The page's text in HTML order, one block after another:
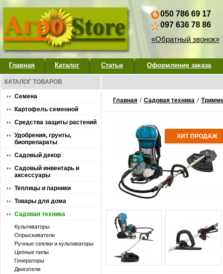
050 786 69 17
097 636 78 86
«Обратный звонок»
Главная Каталог Статьи Оформление заказа
КАТАЛОГ ТОВАРОВ
Семена
Картофель семенной
Средства защиты растений
Удобрения, грунты,
биопрепараты
Садовый декор
Садовый инвентарь и
аксессуары
Теплицы и парники
Товары для дома
Садовая техника
Культиваторы
Опрыскиватели
Ручные сеялки и культиваторы
Цепные пилы
Генераторы
Двигатели
Главная / Садовая техника /
ХИТ ПРОДАЖ